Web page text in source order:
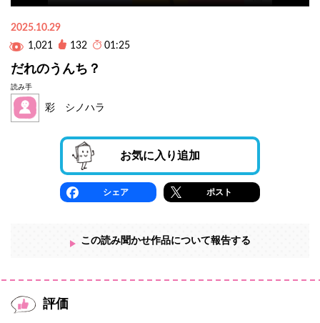
2025.10.29
1,021
132 01:25
だれのうんち？
読み手
彩 シノハラ
お気に入り追加
シェア ポスト
この読み聞かせ作品について報告する
評価